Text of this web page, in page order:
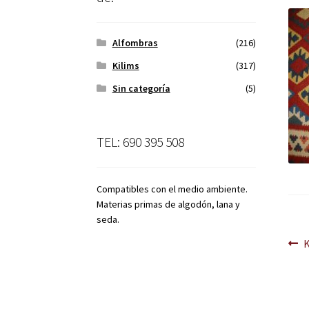
Alfombras
(216)
Kilims
(317)
Sin categoría
(5)
TEL: 690 395 508
Compatibles con el medio ambiente.
Materias primas de algodón, lana y
seda.